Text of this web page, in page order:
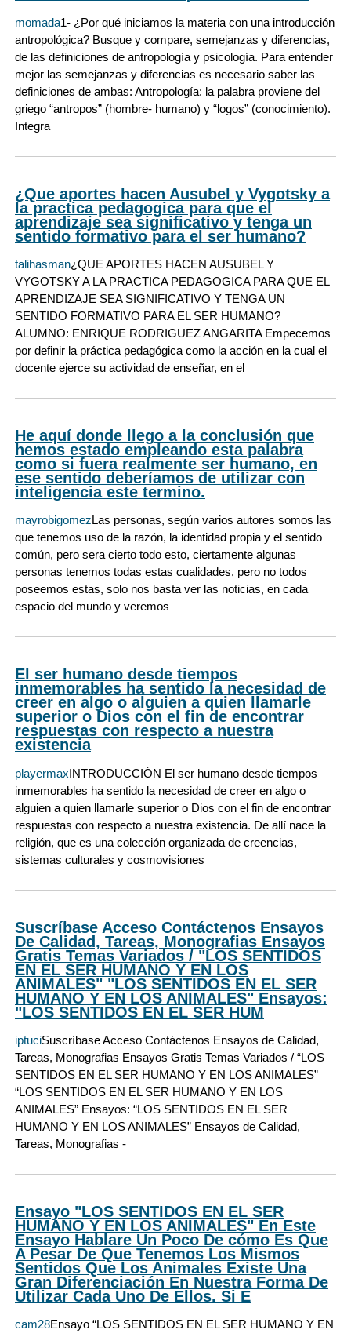
momada1- ¿Por qué iniciamos la materia con una introducción
antropológica? Busque y compare, semejanzas y diferencias,
de las definiciones de antropología y psicología. Para entender
mejor las semejanzas y diferencias es necesario saber las
definiciones de ambas: Antropología: la palabra proviene del
griego “antropos” (hombre- humano) y “logos” (conocimiento).
Integra
¿Que aportes hacen Ausubel y Vygotsky a
la practica pedagogica para que el
aprendizaje sea significativo y tenga un
sentido formativo para el ser humano?
talihasman¿QUE APORTES HACEN AUSUBEL Y
VYGOTSKY A LA PRACTICA PEDAGOGICA PARA QUE EL
APRENDIZAJE SEA SIGNIFICATIVO Y TENGA UN
SENTIDO FORMATIVO PARA EL SER HUMANO?
ALUMNO: ENRIQUE RODRIGUEZ ANGARITA Empecemos
por definir la práctica pedagógica como la acción en la cual el
docente ejerce su actividad de enseñar, en el
He aquí donde llego a la conclusión que
hemos estado empleando esta palabra
como si fuera realmente ser humano, en
ese sentido deberíamos de utilizar con
inteligencia este termino.
mayrobigomezLas personas, según varios autores somos las
que tenemos uso de la razón, la identidad propia y el sentido
común, pero sera cierto todo esto, ciertamente algunas
personas tenemos todas estas cualidades, pero no todos
poseemos estas, solo nos basta ver las noticias, en cada
espacio del mundo y veremos
El ser humano desde tiempos
inmemorables ha sentido la necesidad de
creer en algo o alguien a quien llamarle
superior o Dios con el fin de encontrar
respuestas con respecto a nuestra
existencia
playermaxINTRODUCCIÓN El ser humano desde tiempos
inmemorables ha sentido la necesidad de creer en algo o
alguien a quien llamarle superior o Dios con el fin de encontrar
respuestas con respecto a nuestra existencia. De allí nace la
religión, que es una colección organizada de creencias,
sistemas culturales y cosmovisiones
Suscríbase Acceso Contáctenos Ensayos
De Calidad, Tareas, Monografias Ensayos
Gratis Temas Variados / "LOS SENTIDOS
EN EL SER HUMANO Y EN LOS
ANIMALES" "LOS SENTIDOS EN EL SER
HUMANO Y EN LOS ANIMALES" Ensayos:
"LOS SENTIDOS EN EL SER HUM
iptuciSuscríbase Acceso Contáctenos Ensayos de Calidad,
Tareas, Monografias Ensayos Gratis Temas Variados / “LOS
SENTIDOS EN EL SER HUMANO Y EN LOS ANIMALES”
“LOS SENTIDOS EN EL SER HUMANO Y EN LOS
ANIMALES” Ensayos: “LOS SENTIDOS EN EL SER
HUMANO Y EN LOS ANIMALES” Ensayos de Calidad,
Tareas, Monografias -
Ensayo "LOS SENTIDOS EN EL SER
HUMANO Y EN LOS ANIMALES" En Este
Ensayo Hablare Un Poco De cómo Es Que
A Pesar De Que Tenemos Los Mismos
Sentidos Que Los Animales Existe Una
Gran Diferenciación En Nuestra Forma De
Utilizar Cada Uno De Ellos. Si E
cam28Ensayo “LOS SENTIDOS EN EL SER HUMANO Y EN